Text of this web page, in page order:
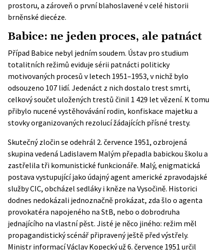
prostoru, a zároveň o první blahoslavené v celé historii
brněnské diecéze.
Babice: ne jeden proces, ale patnáct
Případ Babice nebyl jedním soudem. Ústav pro studium
totalitních režimů eviduje sérii patnácti politicky
motivovaných procesů v letech 1951–1953, v nichž bylo
odsouzeno 107 lidí. Jedenáct z nich dostalo trest smrti,
celkový součet uložených trestů činil 1 429 let vězení. K tomu
přibylo nucené vystěhovávání rodin, konfiskace majetku a
stovky organizovaných rezolucí žádajících přísné tresty.
Skutečný zločin se odehrál 2. července 1951, ozbrojená
skupina vedená Ladislavem Malým přepadla babickou školu a
zastřelila tři komunistické funkcionáře. Malý, enigmatická
postava vystupující jako údajný agent americké zpravodajské
služby CIC, obcházel sedláky i kněze na Vysočině. Historici
dodnes nedokázali jednoznačně prokázat, zda šlo o agenta
provokatéra napojeného na StB, nebo o dobrodruha
jednajícího na vlastní pěst. Jisté je něco jiného: režim měl
propagandistický scénář připravený ještě před výstřely.
Ministr informací Václav Kopecký už 6. července 1951 určil